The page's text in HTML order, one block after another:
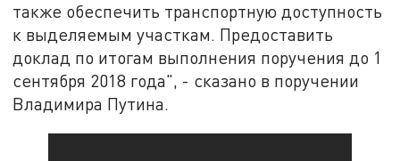
также обеспечить транспортную доступность
к выделяемым участкам. Предоставить
доклад по итогам выполнения поручения до 1
сентября 2018 года", - сказано в поручении
Владимира Путина.